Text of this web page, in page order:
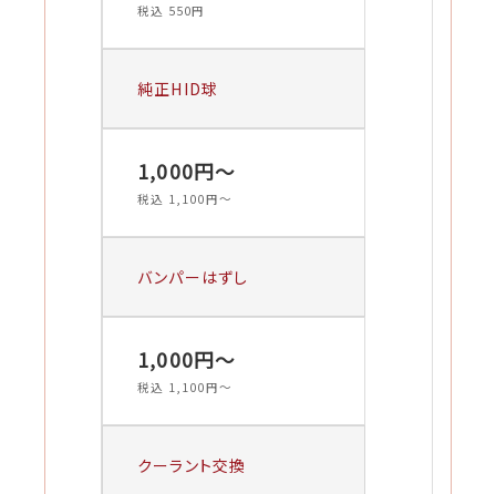
税込 550円
純正HID球
1,000円〜
税込 1,100円〜
バンパーはずし
1,000円〜
税込 1,100円〜
クーラント交換